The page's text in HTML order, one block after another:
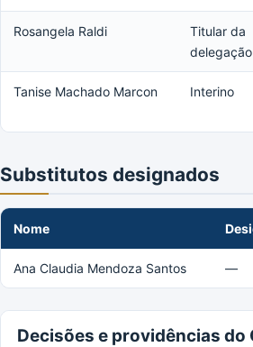
Rosangela Raldi
Titular da
delegação
Tanise Machado Marcon Interino
Substitutos designados
Nome
Ana Claudia Mendoza Santos —
Decisões e providências do